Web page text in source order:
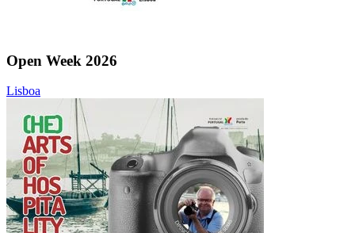
Open Week 2026
Lisboa